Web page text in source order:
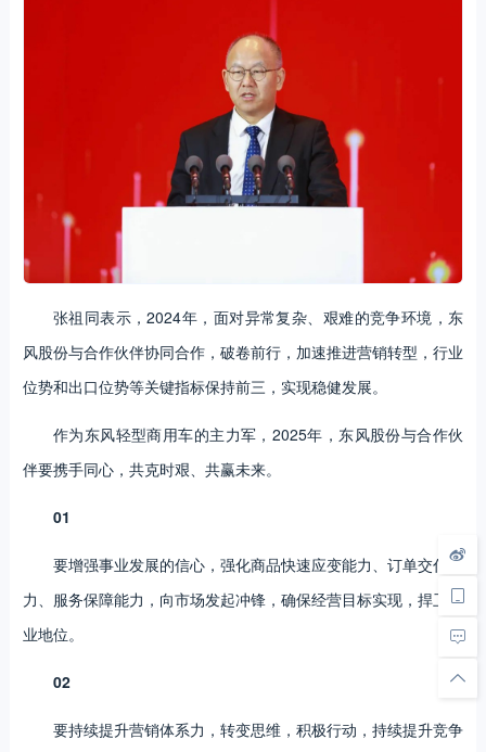
张祖同表示，2024年，面对异常复杂、艰难的竞争环境，东
风股份与合作伙伴协同合作，破卷前行，加速推进营销转型，行业
位势和出口位势等关键指标保持前三，实现稳健发展。
作为东风轻型商用车的主力军，2025年，东风股份与合作伙
伴要携手同心，共克时艰、共赢未来。
01
要增强事业发展的信心，强化商品快速应变能力、订单交付能
力、服务保障能力，向市场发起冲锋，确保经营目标实现，捍卫行
业地位。
02
要持续提升营销体系力，转变思维，积极行动，持续提升竞争